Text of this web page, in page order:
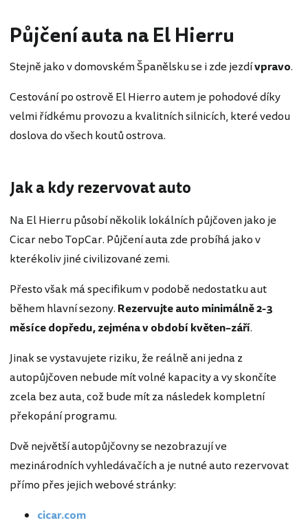
Půjčení auta na El Hierru
Stejně jako v domovském Španělsku se i zde jezdívpravo.
Cestování po ostrově El Hierro autem je pohodové díky
velmi řídkému provozu a kvalitních silnicích, které vedou
doslova do všech koutů ostrova.
Jak a kdy rezervovat auto
Na El Hierru působí několik lokálních půjčoven jako je
Cicar nebo TopCar. Půjčení auta zde probíhá jako v
kterékoliv jiné civilizované zemi.
Přesto však má specifikum v podobě nedostatku aut
během hlavní sezony. Rezervujte auto minimálně 2-3
měsíce dopředu, zejména v období květen–září.
Jinak se vystavujete riziku, že reálně ani jedna z
autopůjčoven nebude mít volné kapacity a vy skončíte
zcela bez auta, což bude mít za následek kompletní
překopání programu.
Dvě největší autopůjčovny se nezobrazují ve
mezinárodních vyhledávačích a je nutné auto rezervovat
přímo přes jejich webové stránky:
cicar.com